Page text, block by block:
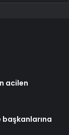
acilen
başkanlarına